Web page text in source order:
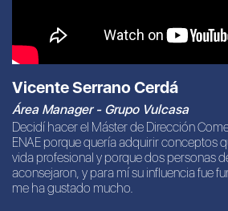
Vicente Serrano Cerdá
Área Manager - Grupo Vulcasa
Decidí hacer el Máster de Dirección
ENAE porque quería adquirir conceptos
vida profesional y porque dos personas
aconsejaron, y para mí su influencia fue
me ha gustado mucho.